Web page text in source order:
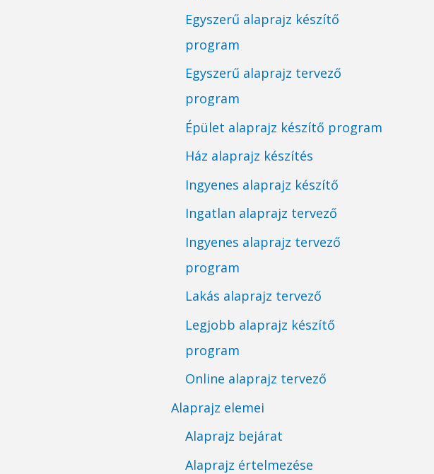
Egyszerű alaprajz készítő
program
Egyszerű alaprajz tervező
program
Épület alaprajz készítő program
Ház alaprajz készítés
Ingyenes alaprajz készítő
Ingatlan alaprajz tervező
Ingyenes alaprajz tervező
program
Lakás alaprajz tervező
Legjobb alaprajz készítő
program
Online alaprajz tervező
Alaprajz elemei
Alaprajz bejárat
Alaprajz értelmezése